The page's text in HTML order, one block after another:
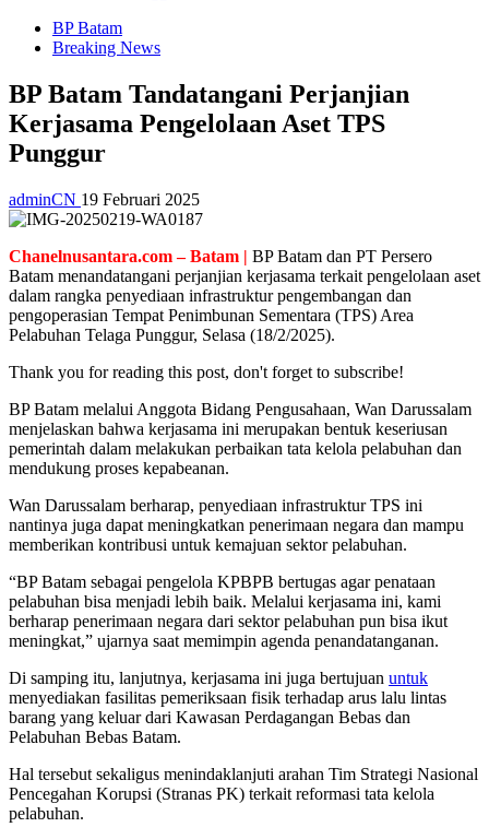
BP Batam
Breaking News
BP Batam Tandatangani Perjanjian
Kerjasama Pengelolaan Aset TPS
Punggur
adminCN 19 Februari 2025
Chanelnusantara.com – Batam | BP Batam dan PT Persero
Batam menandatangani perjanjian kerjasama terkait pengelolaan aset
dalam rangka penyediaan infrastruktur pengembangan dan
pengoperasian Tempat Penimbunan Sementara (TPS) Area
Pelabuhan Telaga Punggur, Selasa (18/2/2025).
Thank you for reading this post, don't forget to subscribe!
BP Batam melalui Anggota Bidang Pengusahaan, Wan Darussalam
menjelaskan bahwa kerjasama ini merupakan bentuk keseriusan
pemerintah dalam melakukan perbaikan tata kelola pelabuhan dan
mendukung proses kepabeanan.
Wan Darussalam berharap, penyediaan infrastruktur TPS ini
nantinya juga dapat meningkatkan penerimaan negara dan mampu
memberikan kontribusi untuk kemajuan sektor pelabuhan.
“BP Batam sebagai pengelola KPBPB bertugas agar penataan
pelabuhan bisa menjadi lebih baik. Melalui kerjasama ini, kami
berharap penerimaan negara dari sektor pelabuhan pun bisa ikut
meningkat,” ujarnya saat memimpin agenda penandatanganan.
Di samping itu, lanjutnya, kerjasama ini juga bertujuan untuk
menyediakan fasilitas pemeriksaan fisik terhadap arus lalu lintas
barang yang keluar dari Kawasan Perdagangan Bebas dan
Pelabuhan Bebas Batam.
Hal tersebut sekaligus menindaklanjuti arahan Tim Strategi Nasional
Pencegahan Korupsi (Stranas PK) terkait reformasi tata kelola
pelabuhan.